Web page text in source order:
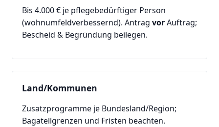
Bis 4.000 € je pflegebedürftiger Person
(wohnumfeldverbessernd). Antrag vorAuftrag;
Bescheid & Begründung beilegen.
Land/Kommunen
Zusatzprogramme je Bundesland/Region;
Bagatellgrenzen und Fristen beachten.